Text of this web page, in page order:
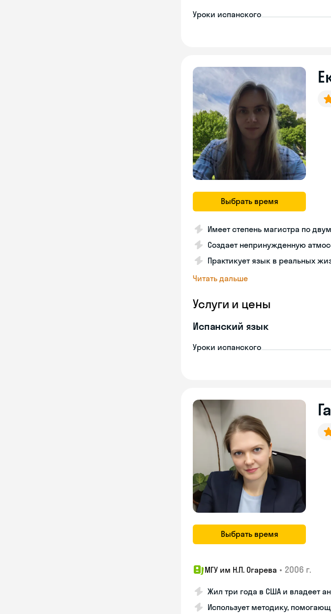
Уроки испанского
Выбрать время
Имеет степень магистра по
Создает непринужденную
Практикует язык в реальных
Читать дальше
Услуги и цены
Испанский язык
Уроки испанского
Выбрать время
МГУ им Н.П. Огарева • 2006 г.
Жил три года в США и владеет
Использует методику,